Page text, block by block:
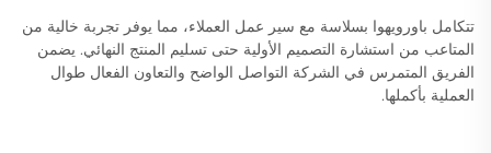
تتكامل باورويهوا بسلاسة مع سير عمل العملاء، مما يوفر تجربة خالية من
المتاعب من استشارة التصميم الأولية حتى تسليم المنتج النهائي. يضمن
الفريق المتمرس في الشركة التواصل الواضح والتعاون الفعال طوال
العملية بأكملها.